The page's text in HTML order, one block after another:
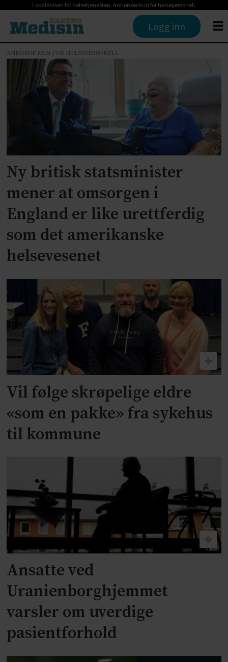
Lokalavisen for helsetjenesten. Annonser kun for helsepersonell.
Logg inn
Tag:
eldreomsorg
ANNONSE KUN FOR HELSEPERSONELL
Ny britisk statsminister
mener at omsorgen i
England er like urettferdig
som det amerikanske
helsevesenet
Vil følge skrøpelige eldre
«som en pakke» fra sykehus
til kommune
Ansatte ved
Uranienborghjemmet
varsler om uverdige
pasientforhold